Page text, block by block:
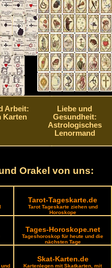
Arbeit:
Karten
Liebe und
Gesundheit:
Astrologisches
Lenormand
Orakel von uns:
Tarot-Tageskarte.de
Tarot Tageskarte ziehen und
Horoskope
Tages-Horoskope.net
Tageshoroskop für heute und die
nächsten Tage
Skat-Karten.de
Kartenlegen mit Skatkarten, mit